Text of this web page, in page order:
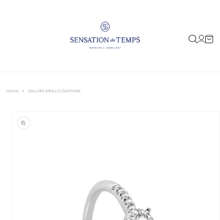
sesión
Carrito
Home > SALVINI ANILLO DAPHNE
INFORMACIÓN
DEL PRODUCTO